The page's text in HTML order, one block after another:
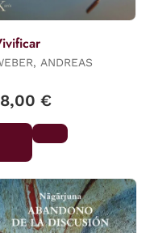
ANDREAS
€